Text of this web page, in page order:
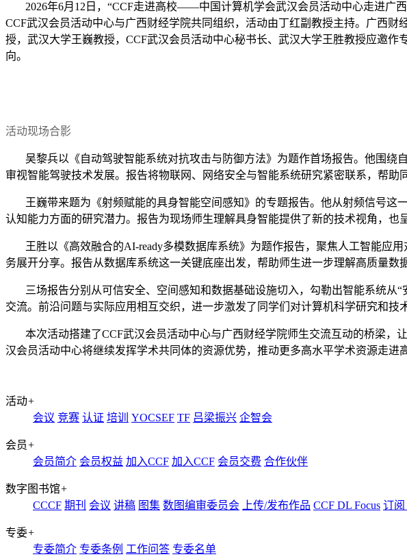
2026年6月12日，“CCF走进高校——中国计算机学会武汉会员活动中心走进广
CCF武汉会员活动中心与广西财经学院共同组织，活动由丁红副教授主持。广西财
授，武汉大学王巍教授，CCF武汉会员活动中心秘书长、武汉大学王胜教授应邀
向。
活动现场合影
吴黎兵以《自动驾驶智能系统对抗攻击与防御方法》为题作首场报告。他围
审视智能驾驶技术发展。报告将物联网、网络安全与智能系统研究紧密联系，帮
王巍带来题为《射频赋能的具身智能空间感知》的专题报告。他从射频信号
认知能力方面的研究潜力。报告为现场师生理解具身智能提供了新的技术视角，也
王胜以《高效融合的AI-ready多模数据库系统》为题作报告，聚焦人工智能应
务展开分享。报告从数据库系统这一关键底座出发，帮助师生进一步理解高质量数
三场报告分别从可信安全、空间感知和数据基础设施切入，勾勒出智能系统从“
交流。前沿问题与实际应用相互交织，进一步激发了同学们对计算机科学研究和技
本次活动搭建了CCF武汉会员活动中心与广西财经学院师生交流互动的桥梁，
汉会员活动中心将继续发挥学术共同体的资源优势，推动更多高水平学术资源走进
活动+
会议 竞赛 认证 培训 YOCSEF TF 吕梁振兴 企智会
会员+
会员简介 会员权益 加入CCF 加入CCF 会员交费 合作伙伴
数字图书馆+
CCCF 期刊 会议 讲稿 图集 数图编审委员会 上传/发布作品 CCF DL Focus 订阅
专委+
专委简介 专委条例 工作问答 专委名单